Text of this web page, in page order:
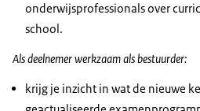
onderwijsprofessionals over
school.
Als deelnemer werkzaam als bestuurder:
krijg je inzicht in wat de nieuwe